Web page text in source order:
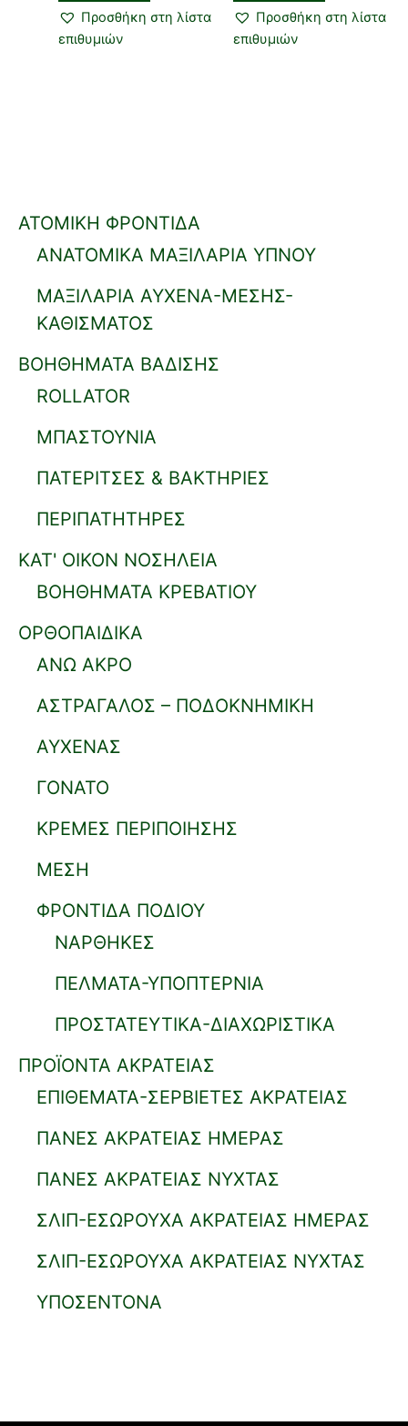
ΑΤΟΜΙΚΗ ΦΡΟΝΤΙΔΑ
ΑΝΑΤΟΜΙΚΑ ΜΑΞΙΛΑΡΙΑ ΥΠΝΟΥ
ΜΑΞΙΛΑΡΙΑ ΑΥΧΕΝΑ-ΜΕΣΗΣ-
ΚΑΘΙΣΜΑΤΟΣ
ΒΟΗΘΗΜΑΤΑ ΒΑΔΙΣΗΣ
ROLLATOR
ΜΠΑΣΤΟΥΝΙΑ
ΠΑΤΕΡΙΤΣΕΣ & ΒΑΚΤΗΡΙΕΣ
ΠΕΡΙΠΑΤΗΤΗΡΕΣ
ΚΑΤ' ΟΙΚΟΝ ΝΟΣΗΛΕΙΑ
ΒΟΗΘΗΜΑΤΑ ΚΡΕΒΑΤΙΟΥ
ΟΡΘΟΠΑΙΔΙΚΑ
ΑΝΩ ΑΚΡΟ
ΑΣΤΡΑΓΑΛΟΣ – ΠΟΔΟΚΝΗΜΙΚΗ
ΑΥΧΕΝΑΣ
ΓΟΝΑΤΟ
ΚΡΕΜΕΣ ΠΕΡΙΠΟΙΗΣΗΣ
ΜΕΣΗ
ΦΡΟΝΤΙΔΑ ΠΟΔΙΟΥ
ΝΑΡΘΗΚΕΣ
ΠΕΛΜΑΤΑ-ΥΠΟΠΤΕΡΝΙΑ
ΠΡΟΣΤΑΤΕΥΤΙΚΑ-ΔΙΑΧΩΡΙΣΤΙΚΑ
ΠΡΟΪΟΝΤΑ ΑΚΡΑΤΕΙΑΣ
ΕΠΙΘΕΜΑΤΑ-ΣΕΡΒΙΕΤΕΣ ΑΚΡΑΤΕΙΑΣ
ΠΑΝΕΣ ΑΚΡΑΤΕΙΑΣ ΗΜΕΡΑΣ
ΠΑΝΕΣ ΑΚΡΑΤΕΙΑΣ ΝΥΧΤΑΣ
ΣΛΙΠ-ΕΣΩΡΟΥΧΑ ΑΚΡΑΤΕΙΑΣ ΗΜΕΡΑΣ
ΣΛΙΠ-ΕΣΩΡΟΥΧΑ ΑΚΡΑΤΕΙΑΣ ΝΥΧΤΑΣ
ΥΠΟΣΕΝΤΟΝΑ
Προσθήκη στη λίστα
επιθυμιών
Προσθήκη στη λίστα
επιθυμιών